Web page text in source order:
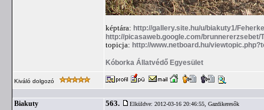
képtára: http://gallery.site.hu/u/biakuty1/
http://picasaweb.google.com/brunnererzsebet/
topicja: http://www.netboard.hu/
Kóborka Állatvédő Egyesület
Kiváló dolgozó
Biakuty 563. Elküldve: 2012-03-16 20:46:55, Gazdikeresők